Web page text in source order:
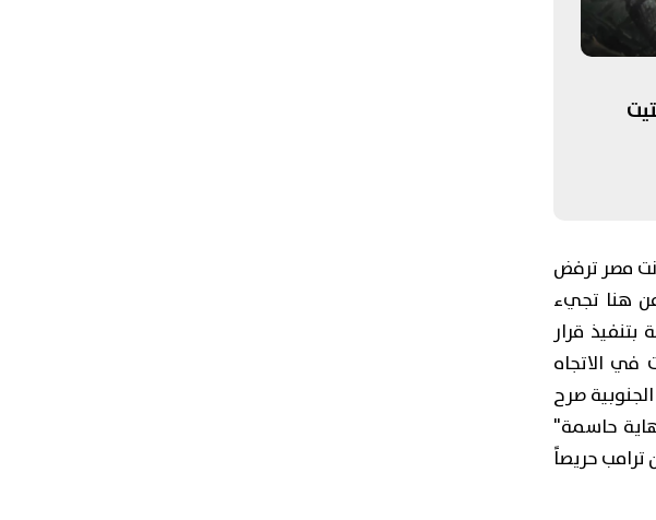
مصر ترفض
هنا تجيء
بتنفيذ قرار
في الاتجاه
صرح
حاسمة"
حريصاً